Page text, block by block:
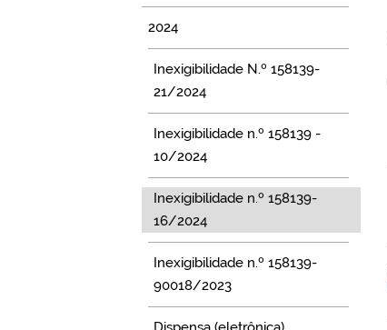
2024
Inexigibilidade N.º 158139-
21/2024
Inexigibilidade n.º 158139 -
10/2024
Inexigibilidade n.º 158139-
16/2024
Inexigibilidade n.º 158139-
90018/2023